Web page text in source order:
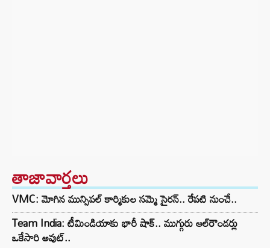
తాజావార్తలు
VMC: మోగిన మున్సిపల్ కార్మికుల సమ్మె సైరన్.. రేపటి నుంచే..
Team India: టీమిండియాకు భారీ షాక్.. ముగ్గురు ఆల్‌రౌండర్లు
ఒకేసారి అవుట్..